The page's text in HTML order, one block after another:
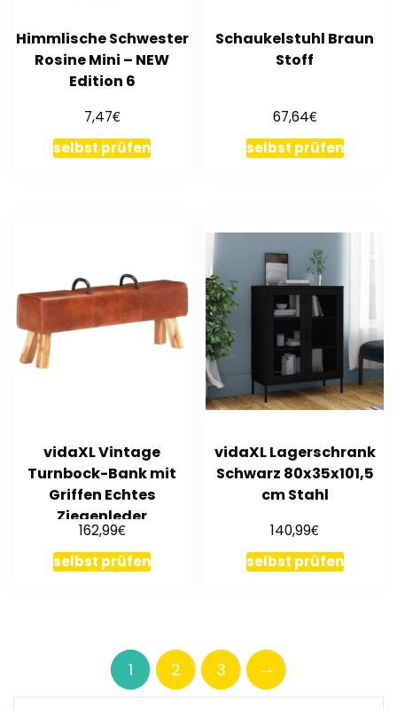
Himmlische Schwester
Rosine Mini – NEW
Edition 6
7,47€
selbst prüfen
Schaukelstuhl Braun
Stoff
67,64€
selbst prüfen
vidaXL Vintage
Turnbock-Bank mit
Griffen Echtes
Ziegenleder
162,99€
selbst prüfen
vidaXL Lagerschrank
Schwarz 80x35x101,5
cm Stahl
140,99€
selbst prüfen
1 2 3 →